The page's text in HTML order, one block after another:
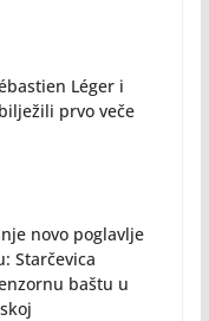
Léger i
prvo veče
novo poglavlje
Starčevica
baštu u